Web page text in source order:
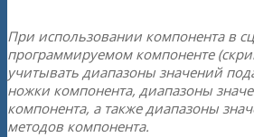
При использовании компонента в
программируемом компоненте
учитывать диапазоны значений
ножки компонента, диапазоны
компонента, а также диапазоны
методов компонента.